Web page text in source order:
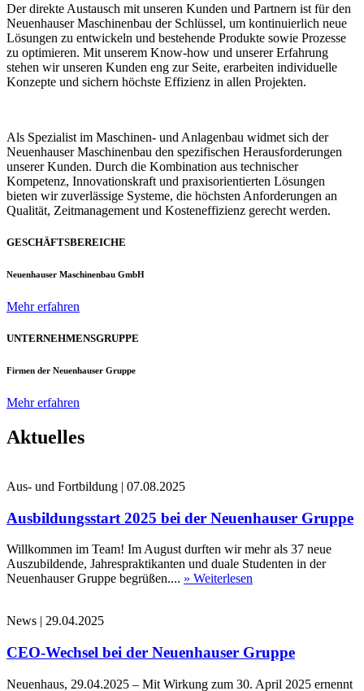
Der direkte Austausch mit unseren Kunden und Partnern ist für den
Neuenhauser Maschinenbau der Schlüssel, um kontinuierlich neue
Lösungen zu entwickeln und bestehende Produkte sowie Prozesse
zu optimieren. Mit unserem Know-how und unserer Erfahrung
stehen wir unseren Kunden eng zur Seite, erarbeiten individuelle
Konzepte und sichern höchste Effizienz in allen Projekten.
Als Spezialist im Maschinen- und Anlagenbau widmet sich der
Neuenhauser Maschinenbau den spezifischen Herausforderungen
unserer Kunden. Durch die Kombination aus technischer
Kompetenz, Innovationskraft und praxisorientierten Lösungen
bieten wir zuverlässige Systeme, die höchsten Anforderungen an
Qualität, Zeitmanagement und Kosteneffizienz gerecht werden.
GESCHÄFTSBEREICHE
Neuenhauser Maschinenbau GmbH
Mehr erfahren
UNTERNEHMENSGRUPPE
Firmen der Neuenhauser Gruppe
Mehr erfahren
Aktuelles
Aus- und Fortbildung | 07.08.2025
Ausbildungsstart 2025 bei der Neuenhauser Gruppe
Willkommen im Team! Im August durften wir mehr als 37 neue
Auszubildende, Jahrespraktikanten und duale Studenten in der
Neuenhauser Gruppe begrüßen.... » Weiterlesen
News | 29.04.2025
CEO-Wechsel bei der Neuenhauser Gruppe
Neuenhaus, 29.04.2025 – Mit Wirkung zum 30. April 2025 ernennt